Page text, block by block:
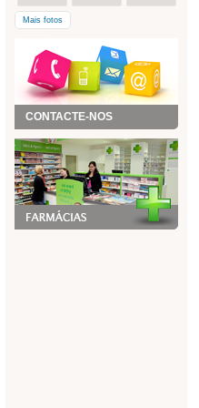
Mais fotos
CONTACTE-NOS